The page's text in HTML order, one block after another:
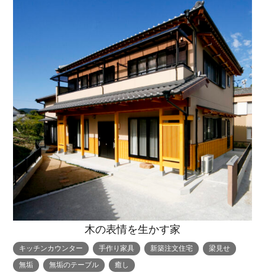
木の表情を生かす家
キッチンカウンター 手作り家具 新築注文住宅
梁見せ
無垢
無垢のテーブル 癒し